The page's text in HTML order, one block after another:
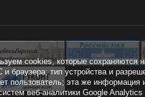
cookies, которые сохраняются
браузера; тип устройства и
пользователь; эта же информация
веб-аналитики Google